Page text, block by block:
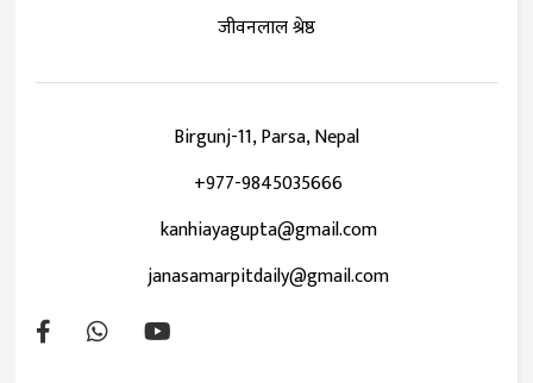
जीवनलाल श्रेष्ठ
Birgunj-11, Parsa, Nepal
+977-9845035666
kanhiayagupta@gmail.com
janasamarpitdaily@gmail.com